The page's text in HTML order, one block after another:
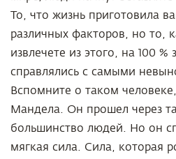
То, что жизнь приготовила
различных факторов, но то,
извлечете из этого, на 100
справлялись с самыми
Вспомните о таком
Мандела. Он прошел через
большинство людей. Но он
мягкая сила. Сила, которая